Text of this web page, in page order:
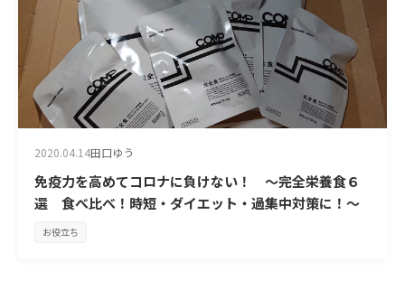
2020.04.14田口ゆう
免疫力を高めてコロナに負けない！ ～完全栄養食６
選 食べ比べ！時短・ダイエット・過集中対策に！～
お役立ち